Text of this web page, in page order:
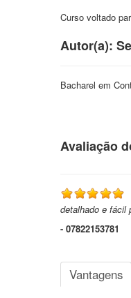
Curso voltado
Autor(a):
Bacharel em
Avaliação
detalhado e fácil
- 07822153781
Vantagens